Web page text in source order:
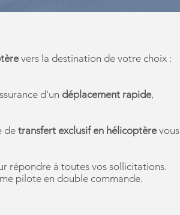
vers la destination de votre choix :
d'un déplacement rapide,
de transfert exclusif en hélicoptèrevous
répondre à toutes vos sollicitations.
pilote en double commande.